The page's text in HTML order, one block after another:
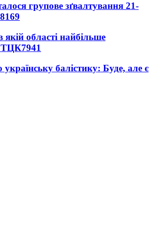
групове зґвалтування 21-
8169
якій області найбільше
ТЦК7941
балістику: Буде, але є